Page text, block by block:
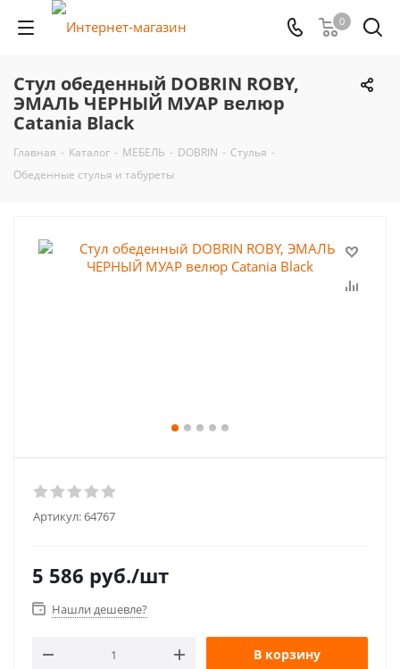
0
Стул обеденный DOBRIN ROBY,
ЭМАЛЬ ЧЕРНЫЙ МУАР велюр
Catania Black
Главная - Каталог - МЕБЕЛЬ - DOBRIN - Стулья -
Обеденные стулья и табуреты
Артикул:64767
5 586 руб./шт
Нашли дешевле?
В корзину